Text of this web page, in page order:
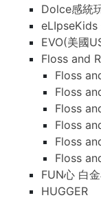
Dolce感統
eLIpseKids
EVO(美國
Floss and
Floss
Floss
Floss
Floss
Floss
Floss
FUN心 白
HUGGER